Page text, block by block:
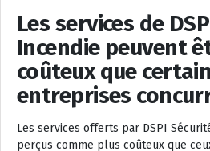
Les services de
Incendie peuvent
coûteux que
entreprises
Les services offerts par DSPI
perçus comme plus coûteux que